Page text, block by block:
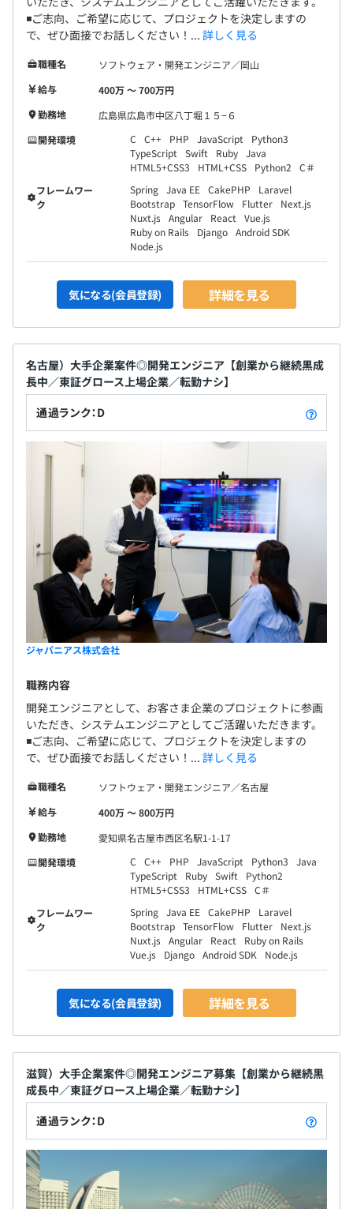
◾️ご志向、ご希望に応じて、プロジェクトを決定しますの
で、ぜひ面接でお話しください！... 詳しく見る
職種名
ソフトウェア・開発エンジニア／岡山
給与
400万 〜 700万円
勤務地
広島県広島市中区八丁堀１５−６
開発環境
C C++ PHP JavaScript
Python3
TypeScript
Swift Ruby Java
HTML5+CSS3
HTML+CSS Python2
C＃
フレームワー
ク
Spring Java EE CakePHP
Laravel
Bootstrap TensorFlow Flutter
Next.js
Nuxt.js Angular React
Vue.js
Ruby on Rails
Django Android SDK
Node.js
気になる(会員登録) 詳細を見る
名古屋）大手企業案件◎開発エンジニア【創業から継続黒成
長中／東証グロース上場企業／転勤ナシ】
通過ランク：D
ジャパニアス株式会社
職務内容
開発エンジニアとして、お客さま企業のプロジェクトに参画
いただき、システムエンジニアとしてご活躍いただきます。
◾️ご志向、ご希望に応じて、プロジェクトを決定しますの
で、ぜひ面接でお話しください！... 詳しく見る
職種名
ソフトウェア・開発エンジニア／名古屋
給与
400万 〜 800万円
勤務地
愛知県名古屋市西区名駅1-1-17
開発環境
C C++ PHP JavaScript Python3
Java
TypeScript
Ruby Swift
Python2
HTML5+CSS3
HTML+CSS C＃
フレームワー
ク
Spring Java EE CakePHP
Laravel
Bootstrap TensorFlow Flutter
Next.js
Nuxt.js Angular React
Ruby on Rails
Vue.js
Django Android SDK Node.js
気になる(会員登録) 詳細を見る
滋賀）大手企業案件◎開発エンジニア募集【創業から継続黒
成長中／東証グロース上場企業／転勤ナシ】
通過ランク：D